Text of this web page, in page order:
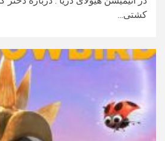
کشتی...